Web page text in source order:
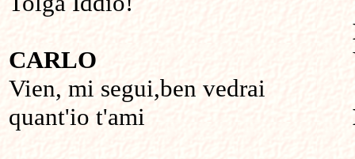
CARLO
Vien, mi segui,ben vedrai
quant'io t'ami